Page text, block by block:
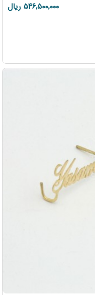
۵۴۶,۵۰۰,۰۰۰ ریال